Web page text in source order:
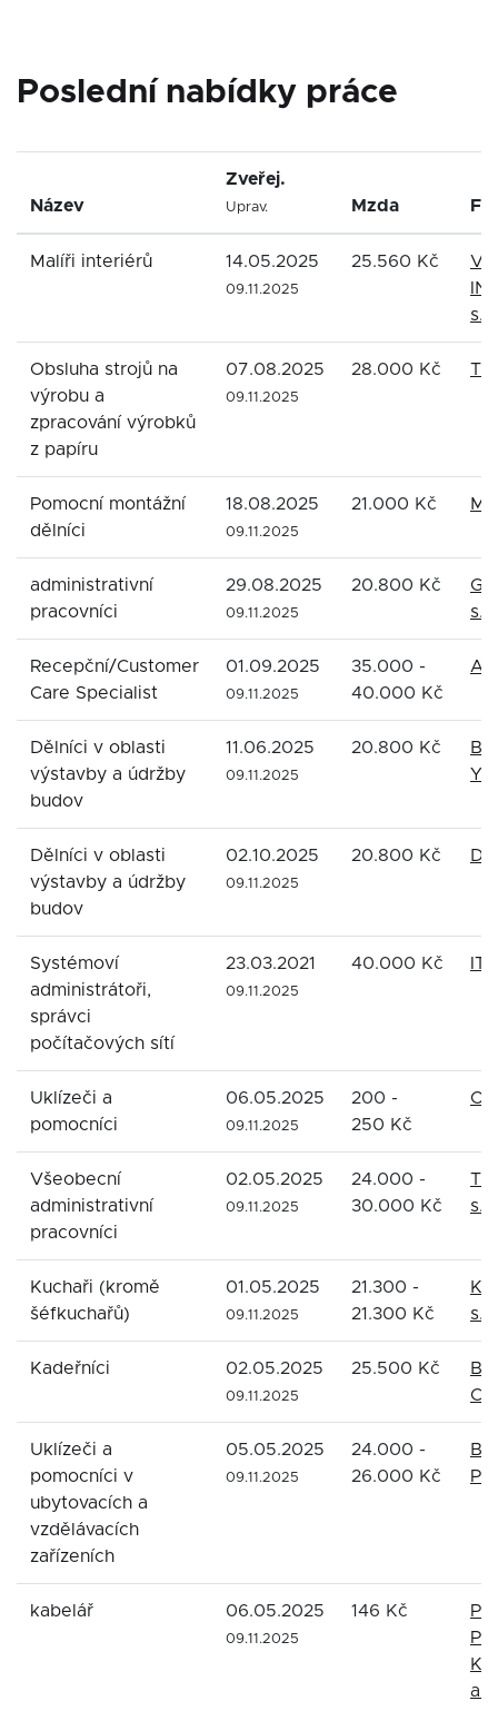
Poslední nabídky práce
Název
Zveřej.
Uprav. Mzda
Malíři interiérů 14.05.2025
09.11.2025
25.560 Kč
Obsluha strojů na
výrobu a
zpracování výrobků
z papíru
07.08.2025
09.11.2025
28.000 Kč
Pomocní montážní
dělníci
18.08.2025
09.11.2025
21.000 Kč
administrativní
pracovníci
29.08.2025
09.11.2025
20.800 Kč
Recepční/Customer
Care Specialist
01.09.2025
09.11.2025
35.000 -
40.000 Kč
Dělníci v oblasti
výstavby a údržby
budov
11.06.2025
09.11.2025
20.800 Kč
Dělníci v oblasti
výstavby a údržby
budov
02.10.2025
09.11.2025
20.800 Kč
Systémoví
administrátoři,
správci
počítačových sítí
23.03.2021
09.11.2025
40.000 Kč
Uklízeči a
pomocníci
06.05.2025
09.11.2025
200 -
250 Kč
Všeobecní
administrativní
pracovníci
02.05.2025
09.11.2025
24.000 -
30.000 Kč
Kuchaři (kromě
šéfkuchařů)
01.05.2025
09.11.2025
21.300 -
21.300 Kč
Kadeřníci 02.05.2025
09.11.2025
25.500 Kč
Uklízeči a
pomocníci v
ubytovacích a
vzdělávacích
zařízeních
05.05.2025
09.11.2025
24.000 -
26.000 Kč
kabelář 06.05.2025
09.11.2025
146 Kč
a.s.